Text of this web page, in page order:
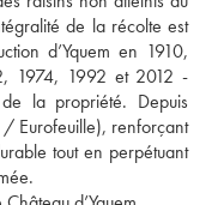
de la récolte est
d’Yquem en 1910,
1974, 1992 et 2012 -
la propriété. Depuis
Eurofeuille), renforçant
tout en perpétuant